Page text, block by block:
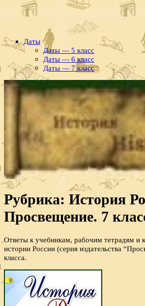
Даты
Даты — 5 класс
Даты — 6 класс
Даты — 7 класс
Рубрика: История
Просвещение. 7
Ответы к учебникам, рабочим тетрадям и
истории России (серия издательства
класса.